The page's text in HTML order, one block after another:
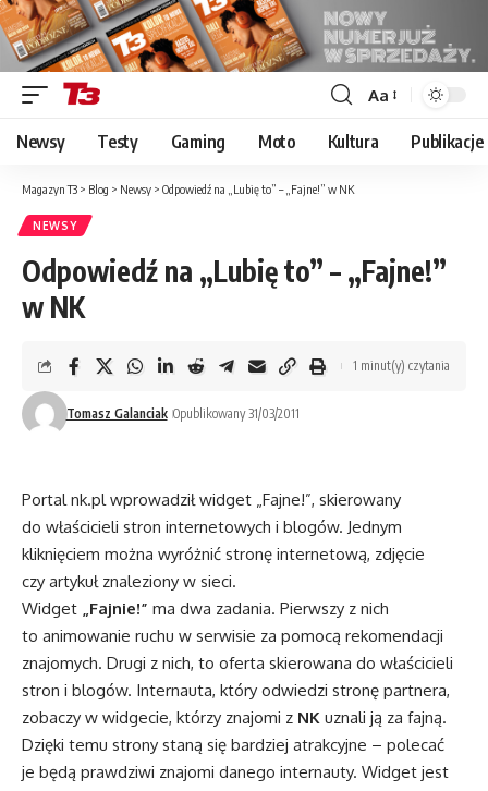
Font
Resizer
Aa
Newsy Testy Gaming Moto Kultura Publikacje
Magazyn T3 > Blog > Newsy > Odpowiedź na „Lubię to” – „Fajne!” w NK
NEWSY
Odpowiedź na „Lubię to” – „Fajne!”
w NK
Tomasz Galanciak Opublikowany 31/03/2011
1 minut(y) czytania
Portal nk.pl wprowadził widget „Fajne!”, skierowany
do właścicieli stron internetowych i blogów. Jednym
kliknięciem można wyróżnić stronę internetową, zdjęcie
czy artykuł znaleziony w sieci.
Widget „Fajnie!” ma dwa zadania. Pierwszy z nich
to animowanie ruchu w serwisie za pomocą rekomendacji
znajomych. Drugi z nich, to oferta skierowana do właścicieli
stron i blogów. Internauta, który odwiedzi stronę partnera,
zobaczy w widgecie, którzy znajomi z NK uznali ją za fajną.
Dzięki temu strony staną się bardziej atrakcyjne – polecać
je będą prawdziwi znajomi danego internauty. Widget jest